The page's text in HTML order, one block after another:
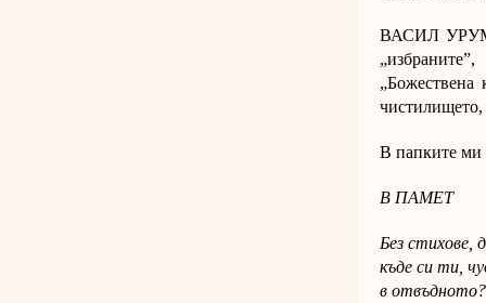
ВАСИЛ
чистилището,
В папките ми
В ПАМЕТ
Без стихове,
къде си ти,
в отвъдното?